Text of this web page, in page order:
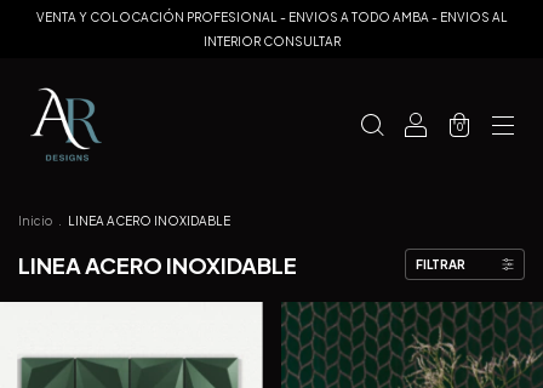
VENTA Y COLOCACIÓN PROFESIONAL - ENVIOS A TODO AMBA - ENVIOS AL
INTERIOR CONSULTAR
0
Inicio LINEA ACERO INOXIDABLE
LINEA ACERO INOXIDABLE FILTRAR